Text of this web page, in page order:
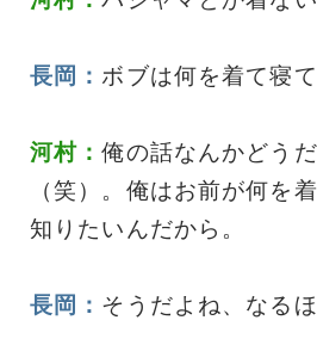
長岡： ボブは何を着て寝
河村：俺の話なんかどう
（笑）。俺はお前が何を
知りたいんだから。
長岡： そうだよね、なるほ